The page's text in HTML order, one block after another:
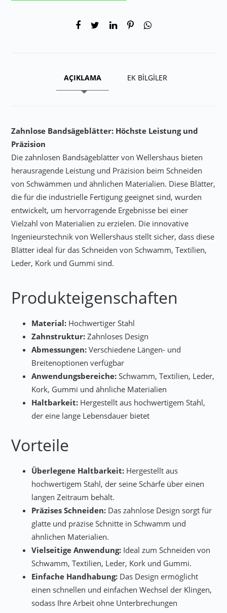
AÇIKLAMA EK BİLGİLER
Zahnlose Bandsägeblätter: Höchste Leistung und
Präzision
Die zahnlosen Bandsägeblätter von Wellershaus bieten
herausragende Leistung und Präzision beim Schneiden
von Schwämmen und ähnlichen Materialien. Diese Blätter,
die für die industrielle Fertigung geeignet sind, wurden
entwickelt, um hervorragende Ergebnisse bei einer
Vielzahl von Materialien zu erzielen. Die innovative
Ingenieurstechnik von Wellershaus stellt sicher, dass diese
Blätter ideal für das Schneiden von Schwamm, Textilien,
Leder, Kork und Gummi sind.
Produkteigenschaften
Material: Hochwertiger Stahl
Zahnstruktur: Zahnloses Design
Abmessungen: Verschiedene Längen- und
Breitenoptionen verfügbar
Anwendungsbereiche: Schwamm, Textilien, Leder,
Kork, Gummi und ähnliche Materialien
Haltbarkeit: Hergestellt aus hochwertigem Stahl,
der eine lange Lebensdauer bietet
Vorteile
Überlegene Haltbarkeit: Hergestellt aus
hochwertigem Stahl, der seine Schärfe über einen
langen Zeitraum behält.
Präzises Schneiden: Das zahnlose Design sorgt für
glatte und präzise Schnitte in Schwamm und
ähnlichen Materialien.
Vielseitige Anwendung: Ideal zum Schneiden von
Schwamm, Textilien, Leder, Kork und Gummi.
Einfache Handhabung: Das Design ermöglicht
einen schnellen und einfachen Wechsel der Klingen,
sodass Ihre Arbeit ohne Unterbrechungen